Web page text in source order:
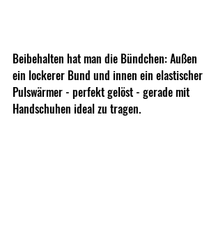
Beibehalten hat man die Bündchen: Außen
ein lockerer Bund und innen ein elastischer
Pulswärmer - perfekt gelöst - gerade mit
Handschuhen ideal zu tragen.